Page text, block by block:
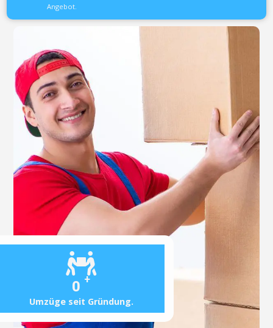
0 +
Umzüge seit Gründung.
Angebot.